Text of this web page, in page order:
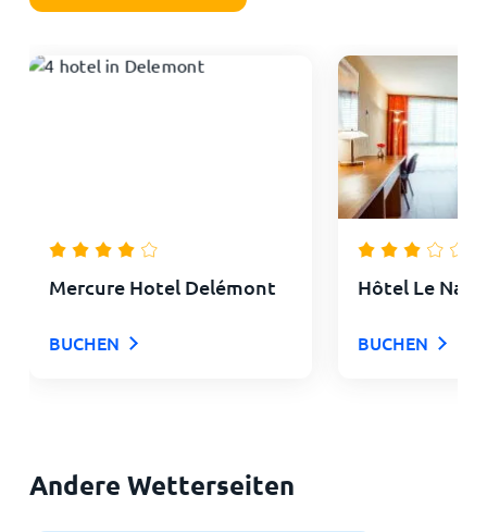
Mercure Hotel Delémont
BUCHEN
Hôtel Le
BUCHEN
Andere Wetterseiten